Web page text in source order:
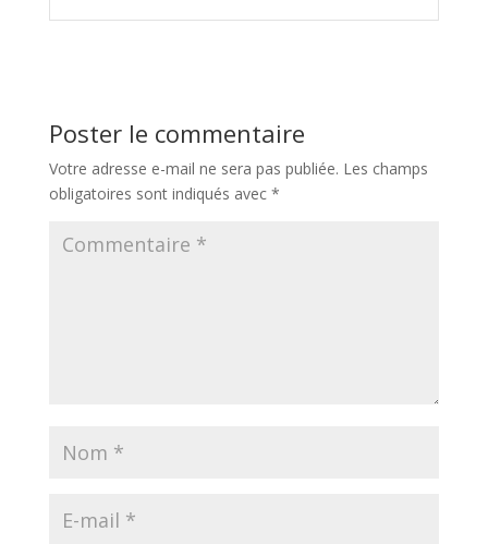
Poster le commentaire
Votre adresse e-mail ne sera pas publiée. Les champs
obligatoires sont indiqués avec *